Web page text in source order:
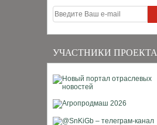
УЧАСТНИКИ ПРОЕКТА